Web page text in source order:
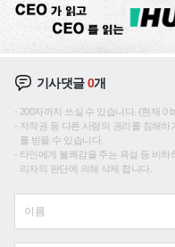
기사댓글0개
200자까지 쓰실 수 있습니다. (현재 0
저작권 등 다른 사람의 권리를 침해
를 받을 수 있습니다.
타인에게 불쾌감을 주는 욕설 등 비
리자의 판단에 의해 삭제 합니다.